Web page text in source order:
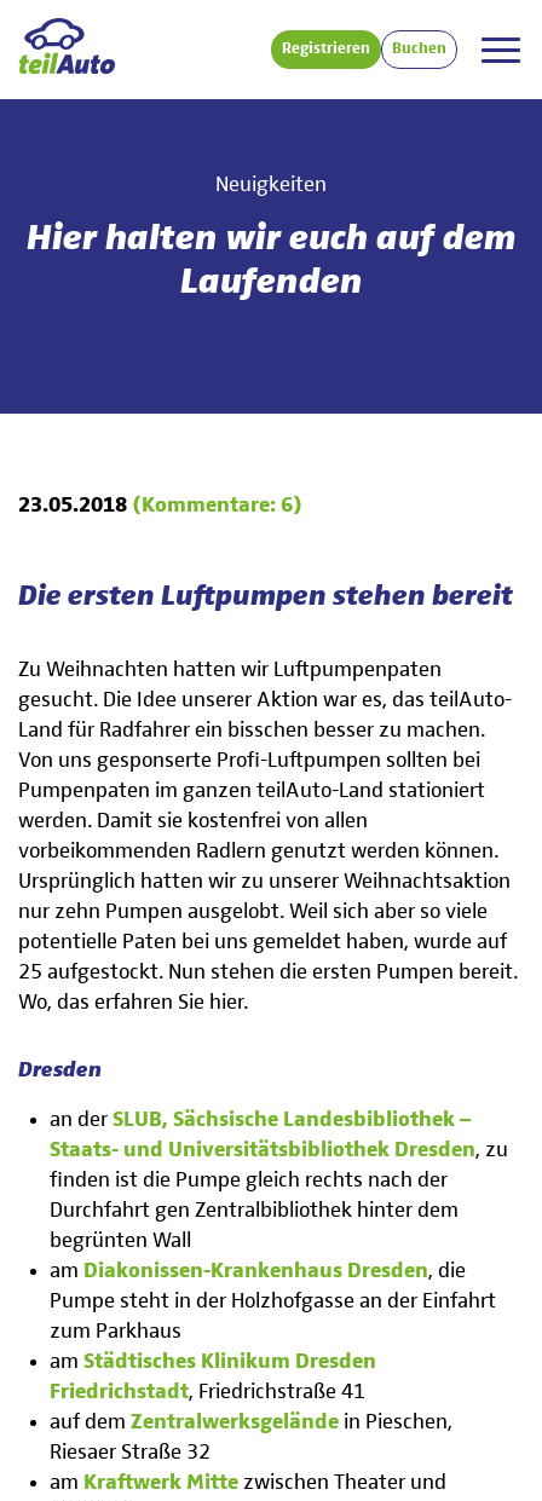
Registrieren Buchen
Neuigkeiten
Hier halten wir euch auf dem
Laufenden
23.05.2018 (Kommentare: 6)
Die ersten Luftpumpen stehen bereit
Zu Weihnachten hatten wir Luftpumpenpaten
gesucht. Die Idee unserer Aktion war es, das teilAuto-
Land für Radfahrer ein bisschen besser zu machen.
Von uns gesponserte Profi-Luftpumpen sollten bei
Pumpenpaten im ganzen teilAuto-Land stationiert
werden. Damit sie kostenfrei von allen
vorbeikommenden Radlern genutzt werden können.
Ursprünglich hatten wir zu unserer Weihnachtsaktion
nur zehn Pumpen ausgelobt. Weil sich aber so viele
potentielle Paten bei uns gemeldet haben, wurde auf
25 aufgestockt. Nun stehen die ersten Pumpen bereit.
Wo, das erfahren Sie hier.
Dresden
an derSLUB, Sächsische Landesbibliothek –
Staats- und Universitätsbibliothek Dresden, zu
finden ist die Pumpe gleich rechts nach der
Durchfahrt gen Zentralbibliothek hinter dem
begrünten Wall
am Diakonissen-Krankenhaus Dresden, die
Pumpe steht in der Holzhofgasse an der Einfahrt
zum Parkhaus
amStädtisches Klinikum Dresden
Friedrichstadt, Friedrichstraße 41
auf demZentralwerksgelände in Pieschen,
Riesaer Straße 32
am Kraftwerk Mitte zwischen Theater und